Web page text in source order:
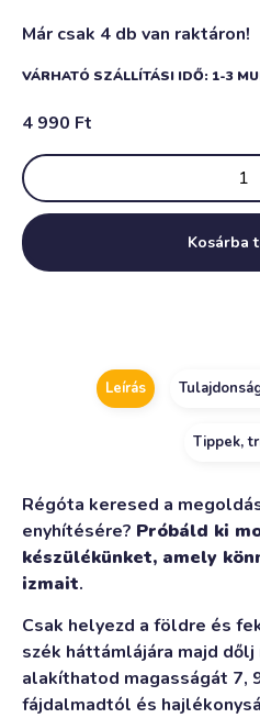
Már csak 4 db van raktáron!
VÁRHATÓ SZÁLLÍTÁSI IDŐ: 1-3
4 990 Ft
Kosárba
Leírás
Tippek,
Régóta keresed a
enyhítésére? Próbáld ki
készülékünket, amely
izmait.
Csak helyezd a földre és
szék háttámlájára majd
alakíthatod magasságát 7,
fájdalmadtól és